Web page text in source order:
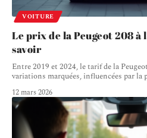
VOITURE
Le prix de la Peugeot 208 à
savoir
Entre 2019 et 2024, le tarif de la
variations marquées, influencées par la
12 mars 2026